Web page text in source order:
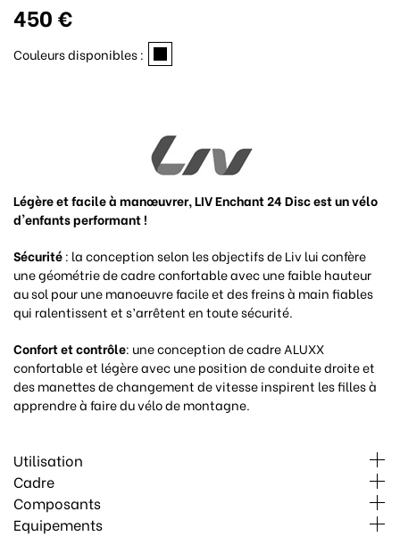
450 €
Couleurs disponibles :
Légère et facile à manœuvrer, LIV Enchant 24 Disc est un vélo
d'enfants performant !
Sécurité: la conception selon les objectifs de Liv lui confère
une géométrie de cadre confortable avec une faible hauteur
au sol pour une manoeuvre facile et des freins à main fiables
qui ralentissent et s’arrêtent en toute sécurité.
Confort et contrôle: une conception de cadre ALUXX
confortable et légère avec une position de conduite droite et
des manettes de changement de vitesse inspirent les filles à
apprendre à faire du vélo de montagne.
Utilisation
Cadre
Composants
Equipements